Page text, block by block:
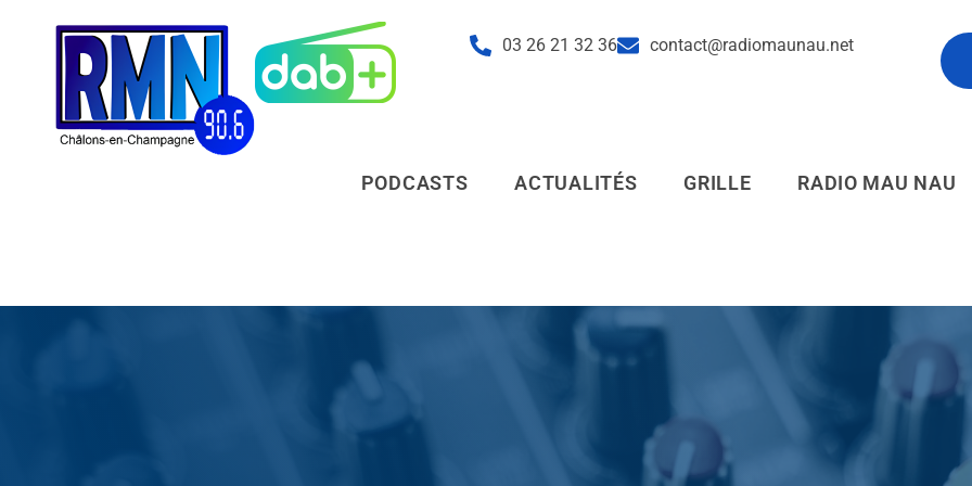
03 26 21 32 36 contact@radiomaunau.net
PODCASTS ACTUALITÉS GRILLE RADIO MAU NAU